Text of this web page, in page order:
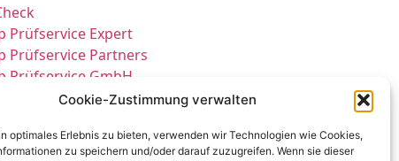
Cookie-Zustimmung verwalten
optimales Erlebnis zu bieten, verwenden wir Technologien wie Cookies,
zu speichern und/oder darauf zuzugreifen. Wenn sie dieser
Prüfservice Expert
Prüfservice Partners
Prüfservice GmbH
DGUV3 GmbH
E-Check Expert